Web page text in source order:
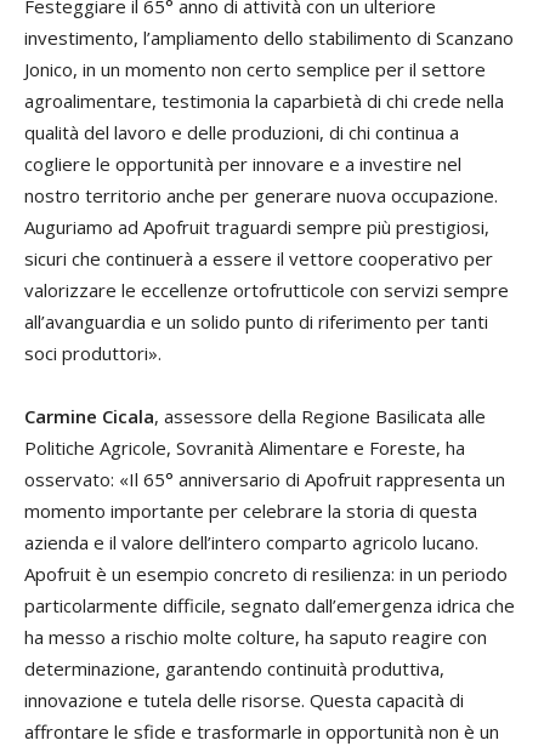
Festeggiare il 65° anno di attività con un ulteriore
investimento, l’ampliamento dello stabilimento di Scanzano
Jonico, in un momento non certo semplice per il settore
agroalimentare, testimonia la caparbietà di chi crede nella
qualità del lavoro e delle produzioni, di chi continua a
cogliere le opportunità per innovare e a investire nel
nostro territorio anche per generare nuova occupazione.
Auguriamo ad Apofruit traguardi sempre più prestigiosi,
sicuri che continuerà a essere il vettore cooperativo per
valorizzare le eccellenze ortofrutticole con servizi sempre
all’avanguardia e un solido punto di riferimento per tanti
soci produttori».
Carmine Cicala, assessore della Regione Basilicata alle
Politiche Agricole, Sovranità Alimentare e Foreste, ha
osservato: «Il 65° anniversario di Apofruit rappresenta un
momento importante per celebrare la storia di questa
azienda e il valore dell’intero comparto agricolo lucano.
Apofruit è un esempio concreto di resilienza: in un periodo
particolarmente difficile, segnato dall’emergenza idrica che
ha messo a rischio molte colture, ha saputo reagire con
determinazione, garantendo continuità produttiva,
innovazione e tutela delle risorse. Questa capacità di
affrontare le sfide e trasformarle in opportunità non è un